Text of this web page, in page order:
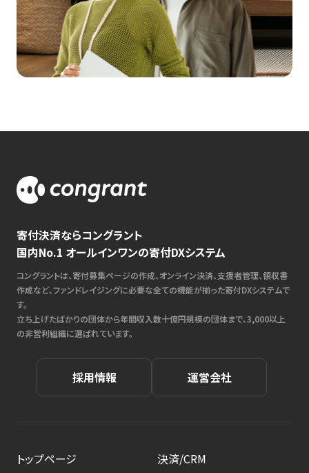
寄付決済ならコングラント
国内No.1 オールインワンの寄付DXシステム
コングラントは、寄付募集ページの作成、オンライン決済、支援者管理、領収書
作成など、ファンドレイジングに必要な全ての機能が揃った寄付DXシステムで
す。
立ち上げたばかりの団体から年間収入数十億円規模の団体まで、3,000以上
の非営利組織に選ばれています。
採用情報 運営会社
トップページ
決済/CRM